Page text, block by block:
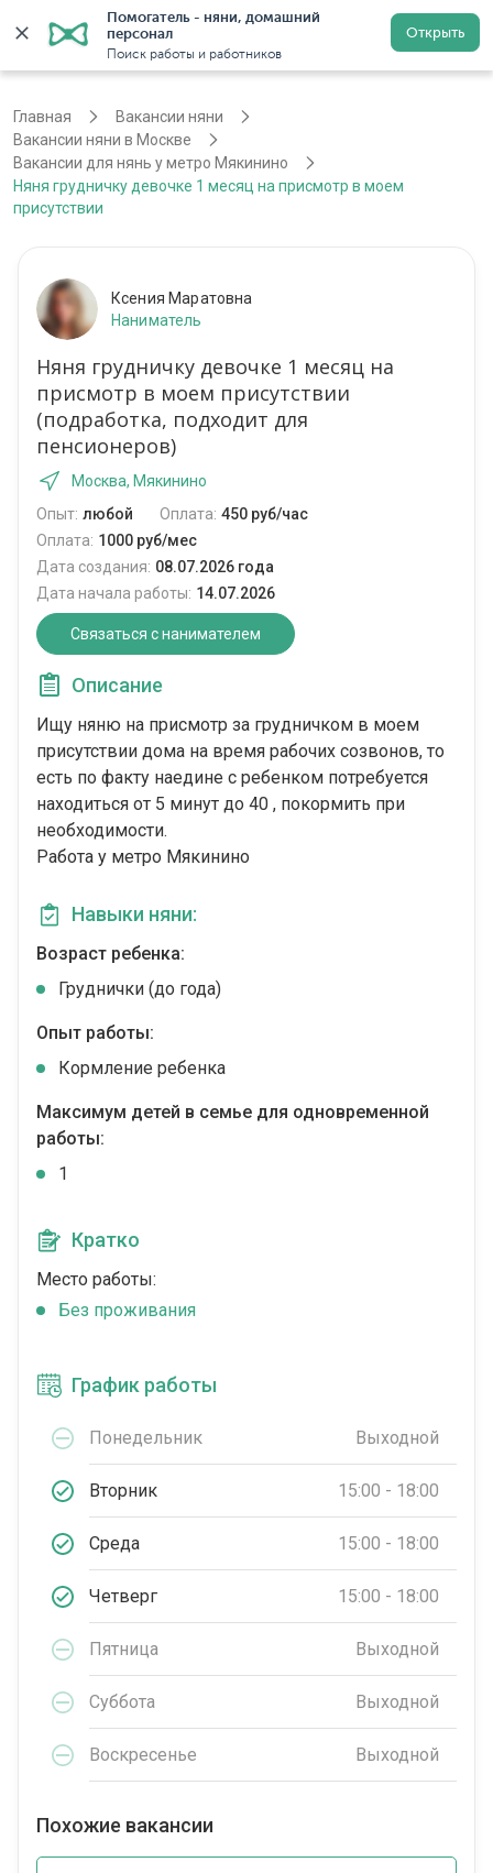
Помогатель - няни, домашний
персонал
Поиск работы и работников
Открыть
Регистрация
Главная
Вакансии няни
Вакансии няни в Москве
Вакансии для нянь у метро Мякинино
Няня грудничку девочке 1 месяц на присмотр в моем
присутствии
Ксения Маратовна
Наниматель
Няня грудничку девочке 1 месяц на
присмотр в моем присутствии
(подработка, подходит для
пенсионеров)
Москва, Мякинино
Опыт: любой Оплата: 450 руб/час
Оплата: 1000 руб/мес
Дата создания: 08.07.2026 года
Дата начала работы: 14.07.2026
Связаться с нанимателем
Описание
Ищу няню на присмотр за грудничком в моем
присутствии дома на время рабочих созвонов, то
есть по факту наедине с ребенком потребуется
находиться от 5 минут до 40 , покормить при
необходимости.
Работа у метро Мякинино
Навыки няни:
Возраст ребенка:
Груднички (до года)
Опыт работы:
Кормление ребенка
Максимум детей в семье для одновременной
работы:
1
Кратко
Место работы:
Без проживания
График работы
Понедельник Выходной
Вторник 15:00 - 18:00
Среда 15:00 - 18:00
Четверг 15:00 - 18:00
Пятница Выходной
Суббота Выходной
Воскресенье Выходной
Похожие вакансии